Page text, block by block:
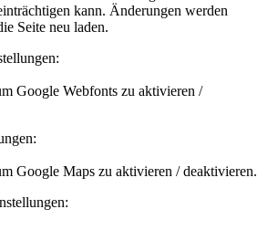
kann. Änderungen werden
Seite neu laden.
Google Webfonts zu aktivieren /
Google Maps zu aktivieren / deaktivieren.